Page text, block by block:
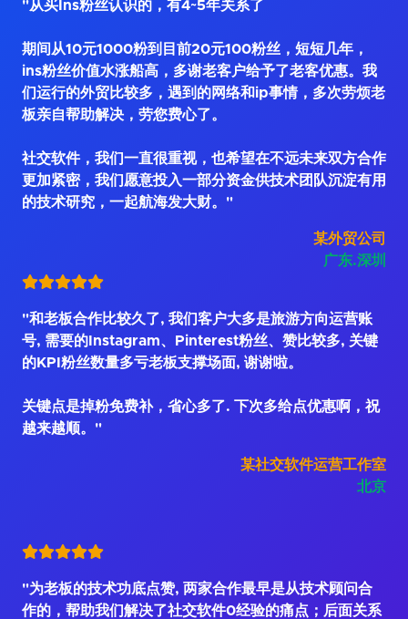
"从买Ins粉丝认识的，有4~5年关系了
期间从10元1000粉到目前20元100粉丝，短短几年，
ins粉丝价值水涨船高，多谢老客户给予了老客优惠。我
们运行的外贸比较多，遇到的网络和ip事情，多次劳烦老
板亲自帮助解决，劳您费心了。
社交软件，我们一直很重视，也希望在不远未来双方合作
更加紧密，我们愿意投入一部分资金供技术团队沉淀有用
的技术研究，一起航海发大财。"
某外贸公司
广东.深圳
"和老板合作比较久了, 我们客户大多是旅游方向运营账
号, 需要的Instagram、Pinterest粉丝、赞比较多, 关键
的KPI粉丝数量多亏老板支撑场面, 谢谢啦。
关键点是掉粉免费补，省心多了. 下次多给点优惠啊，祝
越来越顺。"
某社交软件运营工作室
北京
"为老板的技术功底点赞, 两家合作最早是从技术顾问合
作的，帮助我们解决了社交软件0经验的痛点；后面关系